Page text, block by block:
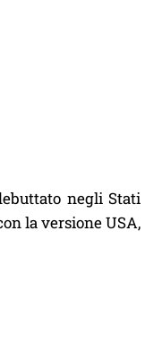
negli Stati
la versione USA,